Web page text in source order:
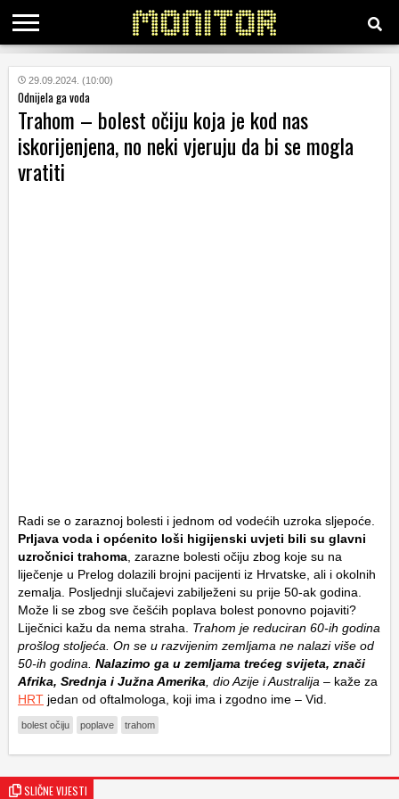
KATEGORIJE
HRVATSKI
WEB
29.09.2024. (10:00)
Odnijela ga voda
Trahom – bolest očiju koja je kod nas
iskorijenjena, no neki vjeruju da bi se mogla
vratiti
Radi se o zaraznoj bolesti i jednom od vodećih uzroka sljepoće.
Prljava voda i općenito loši higijenski uvjeti bili su glavni
uzročnici trahoma , zarazne bolesti očiju zbog koje su na
liječenje u Prelog dolazili brojni pacijenti iz Hrvatske, ali i okolnih
zemalja. Posljednji slučajevi zabilježeni su prije 50-ak godina.
Može li se zbog sve češćih poplava bolest ponovno pojaviti?
Liječnici kažu da nema straha.
Trahom je reduciran 60-ih godina
prošlog stoljeća. On se u razvijenim zemljama ne nalazi više od
50-ih godina. Nalazimo ga u zemljama trećeg svijeta, znači
Afrika, Srednja i Južna Amerika , dio Azije i Australija – kaže za
HRT jedan od oftalmologa, koji ima i zgodno ime – Vid.
bolest očiju poplave trahom
SLIČNE VIJESTI